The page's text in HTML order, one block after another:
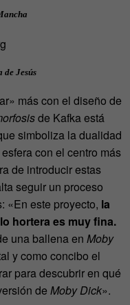
de Jesús
más con el diseño de
de Kafka está
simboliza la dualidad
con el centro más
de introducir estas
seguir un proceso
«En este proyecto, la
hortera es muy fina.
una ballena en Moby
y como concibo el
para descubrir en qué
de Moby Dick».